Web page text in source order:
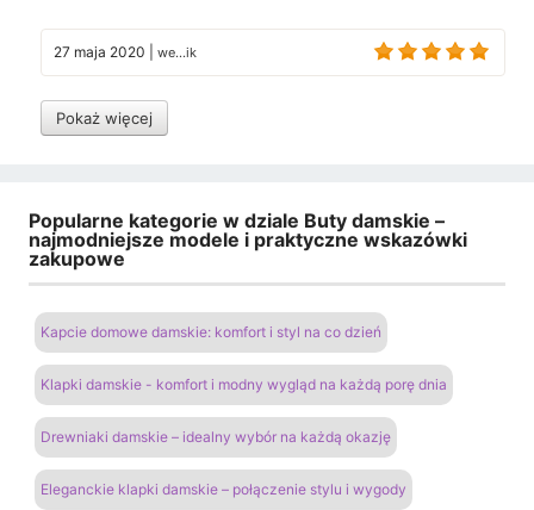
27 maja 2020 we...ik
Pokaż więcej
Popularne kategorie w dziale Buty damskie –
najmodniejsze modele i praktyczne wskazówki
zakupowe
Kapcie domowe damskie: komfort i styl na co dzień
Klapki damskie - komfort i modny wygląd na każdą porę dnia
Drewniaki damskie – idealny wybór na każdą okazję
Eleganckie klapki damskie – połączenie stylu i wygody